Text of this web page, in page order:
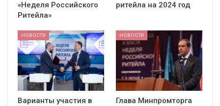
«Неделя Российского
Ритейла»
ритейла на 2024 год
НОВОСТИ
Варианты участия в
НОВОСТИ
Глава Минпромторга